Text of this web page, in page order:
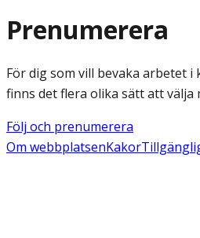
Prenumerera
För dig som vill bevaka arbetet
finns det flera olika sätt att välja
Följ och prenumerera
Om webbplatsenKakor